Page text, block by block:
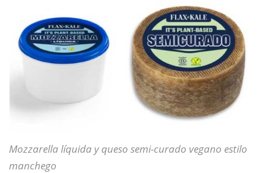
Mozzarella líquida y queso semi-curado vegano estilo
manchego